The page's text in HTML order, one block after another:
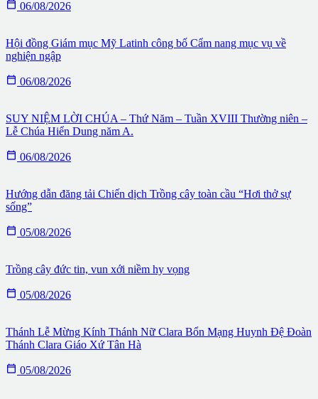
 06/08/2026
Hội đồng Giám mục Mỹ Latinh công bố Cẩm nang mục vụ về
nghiện ngập
 06/08/2026
SUY NIỆM LỜI CHÚA – Thứ Năm – Tuần XVIII Thường niên –
Lễ Chúa Hiển Dung năm A.
 06/08/2026
Hướng dẫn đăng tải Chiến dịch Trồng cây toàn cầu “Hơi thở sự
sống”
 05/08/2026
Trồng cây đức tin, vun xới niềm hy vọng
 05/08/2026
Thánh Lễ Mừng Kính Thánh Nữ Clara Bổn Mạng Huynh Đệ Đoàn
Thánh Clara Giáo Xứ Tân Hà
 05/08/2026